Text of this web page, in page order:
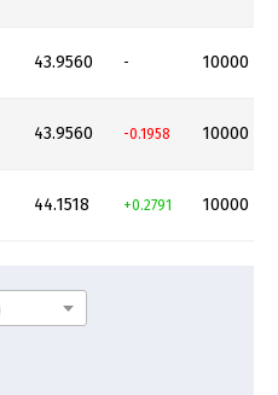
43.9560 - 10000
43.9560 -0.1958 10000
44.1518 +0.2791 10000